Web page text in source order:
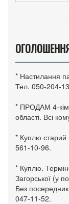
* Настилання
Тел. 050-204-
* ПРОДАМ 4-
області. Всі
* Куплю старий
561-10-96.
* Куплю.
Загорської (у
Без
047-11-52.